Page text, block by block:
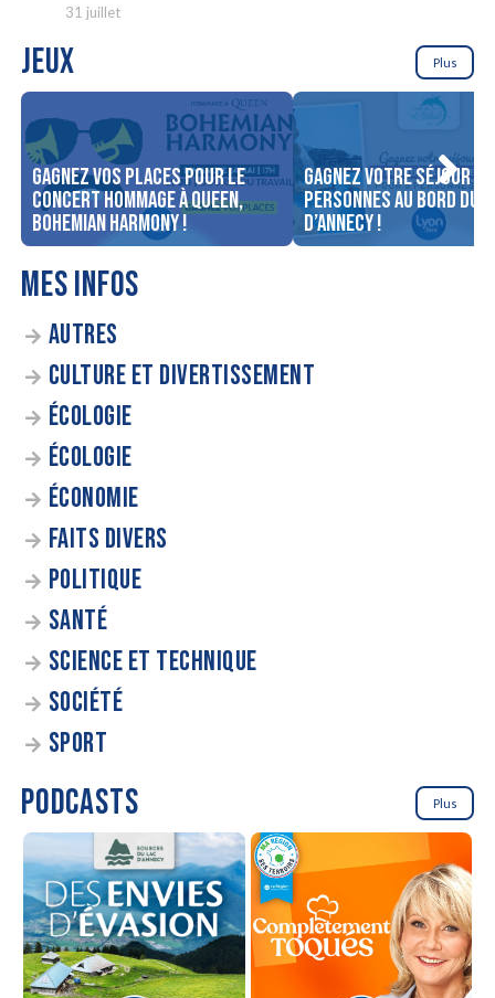
31 juillet
JEUX Plus
Gagnez vos places pour le
concert Hommage à Queen,
Bohemian Harmony !
Gagnez votre séjour
personnes au bord du
d’Annecy !
MES INFOS
AUTRES
CULTURE ET DIVERTISSEMENT
ÉCOLOGIE
ÉCOLOGIE
ÉCONOMIE
FAITS DIVERS
POLITIQUE
SANTÉ
SCIENCE ET TECHNIQUE
SOCIÉTÉ
SPORT
PODCASTS Plus